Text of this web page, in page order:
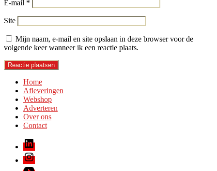
E-mail *
Site
Mijn naam, e-mail en site opslaan in deze browser voor de
volgende keer wanneer ik een reactie plaats.
Home
Afleveringen
Webshop
Adverteren
Over ons
Contact
LinkedIn
Instagram
Youtube